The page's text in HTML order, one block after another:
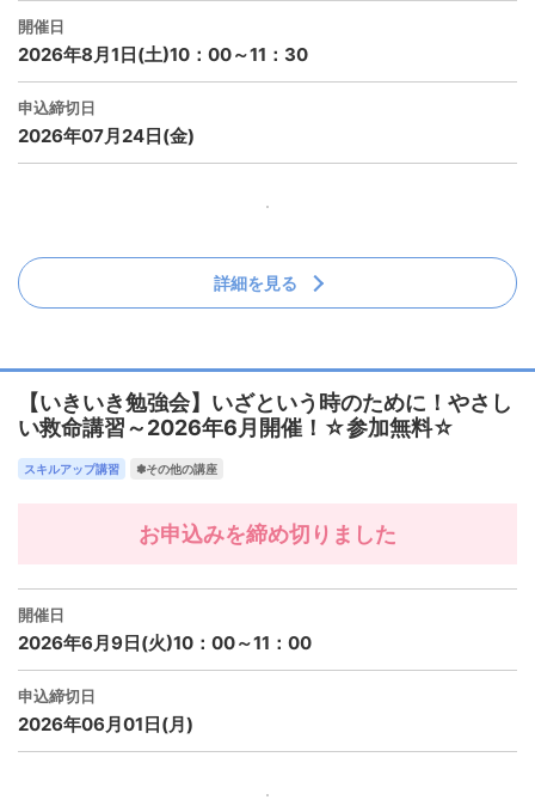
開催日
2026年8月1日(土)10：00～11：30
申込締切日
2026年07月24日(金)
詳細を見る
【いきいき勉強会】いざという時のために！やさし
い救命講習～2026年6月開催！☆参加無料☆
スキルアップ講習 ✽その他の講座
お申込みを締め切りました
開催日
2026年6月9日(火)10：00～11：00
申込締切日
2026年06月01日(月)